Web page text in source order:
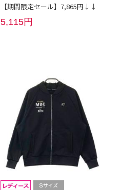
【期間限定セール】7,865円↓↓
5,115円